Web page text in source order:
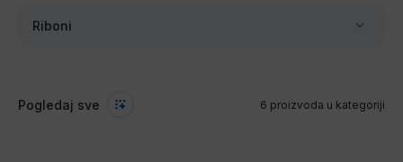
Riboni
Pogledaj sve 6 proizvoda u kategoriji